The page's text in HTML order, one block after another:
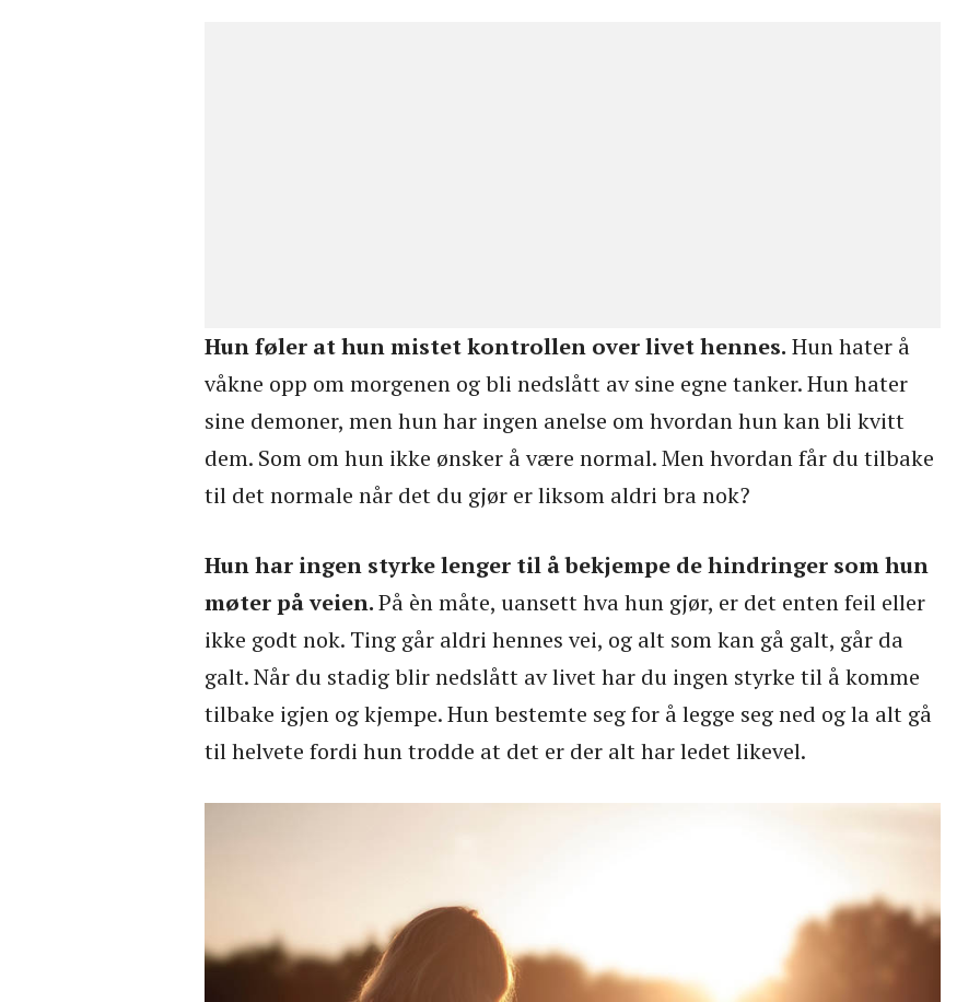
Hun føler at hun mistet kontrollen over livet hennes. Hun hater å
våkne opp om morgenen og bli nedslått av sine egne tanker. Hun hater
sine demoner, men hun har ingen anelse om hvordan hun kan bli kvitt
dem. Som om hun ikke ønsker å være normal. Men hvordan får du tilbake
til det normale når det du gjør er liksom aldri bra nok?
Hun har ingen styrke lenger til å bekjempe de hindringer som hun
møter på veien.På èn måte, uansett hva hun gjør, er det enten feil eller
ikke godt nok. Ting går aldri hennes vei, og alt som kan gå galt, går da
galt. Når du stadig blir nedslått av livet har du ingen styrke til å komme
tilbake igjen og kjempe. Hun bestemte seg for å legge seg ned og la alt gå
til helvete fordi hun trodde at det er der alt har ledet likevel.